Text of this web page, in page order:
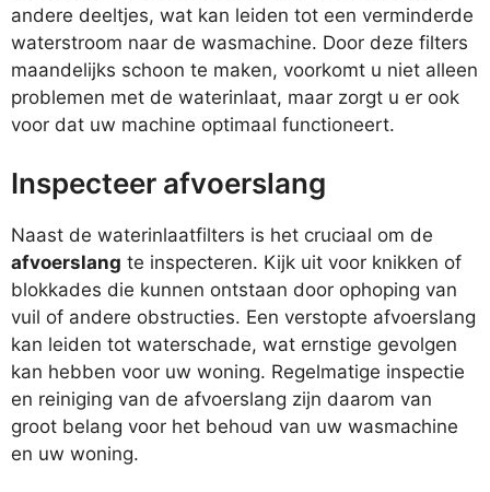
andere deeltjes, wat kan leiden tot een verminderde
waterstroom naar de wasmachine. Door deze filters
maandelijks schoon te maken, voorkomt u niet alleen
problemen met de waterinlaat, maar zorgt u er ook
voor dat uw machine optimaal functioneert.
Inspecteer afvoerslang
Naast de waterinlaatfilters is het cruciaal om de
afvoerslang te inspecteren. Kijk uit voor knikken of
blokkades die kunnen ontstaan door ophoping van
vuil of andere obstructies. Een verstopte afvoerslang
kan leiden tot waterschade, wat ernstige gevolgen
kan hebben voor uw woning. Regelmatige inspectie
en reiniging van de afvoerslang zijn daarom van
groot belang voor het behoud van uw wasmachine
en uw woning.